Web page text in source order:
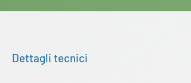
Dettagli tecnici